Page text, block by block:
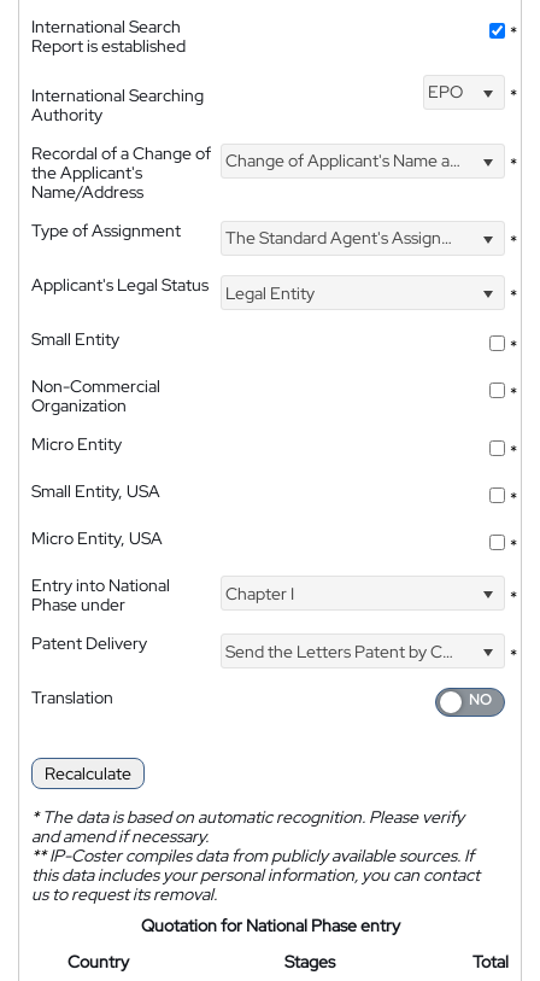
International Search
Report is established
*
International Searching
Authority
EPO *
Recordal of a Change of
the Applicant's
Name/Address
Change of Applicant's Name and Address *
Type of Assignment The Standard Agent's Assignment
*
Applicant's Legal Status
Legal Entity
*
Small Entity
*
Non-Commercial
Organization
*
Micro Entity
*
Small Entity, USA
*
Micro Entity, USA
*
Entry into National
Phase under
Chapter I *
Patent Delivery Send the Letters Patent by Courier
*
Translation
Recalculate
*The data is based on automatic recognition. Please verify
and amend if necessary.
**IP-Coster compiles data from publicly available sources. If
this data includes your personal information, you can contact
us to request its removal.
Quotation for National Phase entry
Country
Stages Total